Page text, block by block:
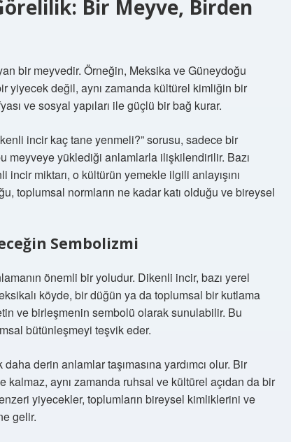
Bir Meyve, Birden
bir meyvedir. Örneğin, Meksika ve Güneydoğu
yiyecek değil, aynı zamanda kültürel kimliğin bir
ve sosyal yapıları ile güçlü bir bağ kurar.
incir kaç tane yenmeli?” sorusu, sadece bir
meyveye yüklediği anlamlarla ilişkilendirilir. Bazı
miktarı, o kültürün yemekle ilgili anlayışını
toplumsal normların ne kadar katı olduğu ve bireysel
Sembolizmi
önemli bir yoludur. Dikenli incir, bazı yerel
köyde, bir düğün ya da toplumsal bir kutlama
ve birleşmenin sembolü olarak sunulabilir. Bu
bütünleşmeyi teşvik eder.
derin anlamlar taşımasına yardımcı olur. Bir
aynı zamanda ruhsal ve kültürel açıdan da bir
yiyecekler, toplumların bireysel kimliklerini ve
gelir.